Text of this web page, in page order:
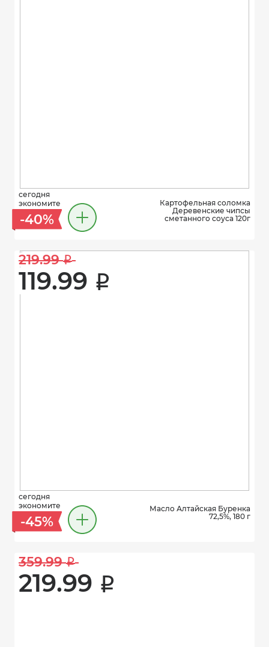
сегодня
экономите
-40%
Картофельная соломка
Деревенские чипсы
сметанного соуса 120г
219.99 i
119.99 i
сегодня
экономите
-45%
Масло Алтайская Буренка
72,5%, 180 г
359.99 i
219.99 i